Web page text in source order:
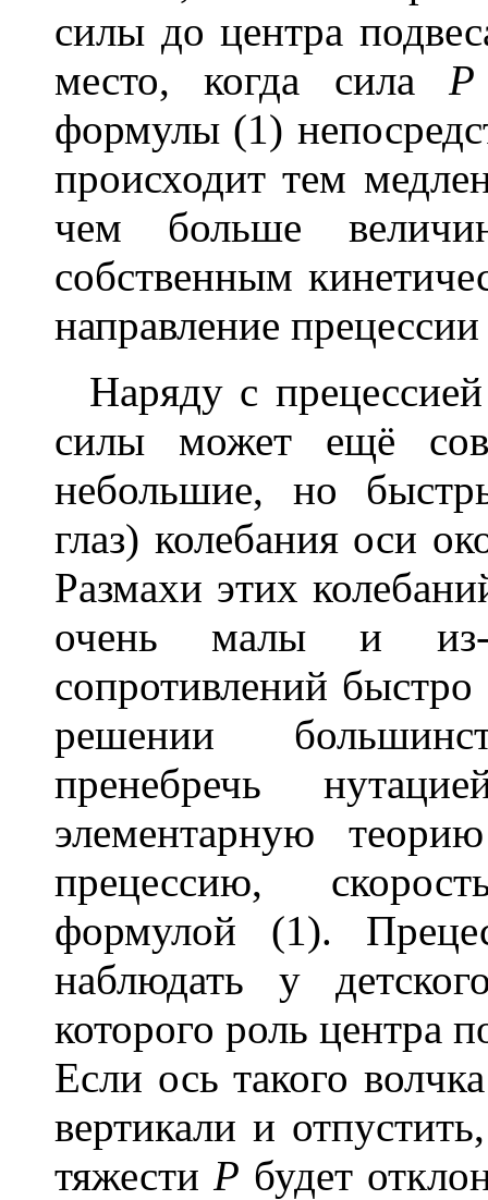
силы до центра
место, когда сила Р
формулы (1)
происходит тем
чем больше
собственным
направление
Наряду с
силы может ещё
небольшие, но
глаз) колебания оси
Размахи этих
очень малы и из-
сопротивлений
решении
пренебречь
элементарную
прецессию,
формулой (1).
наблюдать у
которого роль центра
Если ось такого
вертикали и
тяжести Р будет